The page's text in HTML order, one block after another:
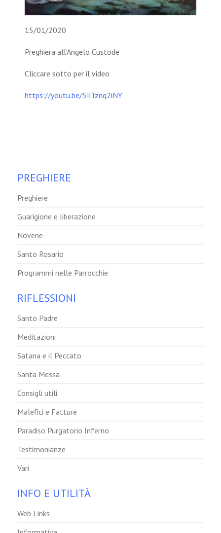
15/01/2020
Preghiera all'Angelo Custode
Cliccare sotto per il video
https://youtu.be/5IiTznq2iNY
PREGHIERE
Preghiere
Guarigione e liberazione
Novene
Santo Rosario
Programmi nelle Parrocchie
RIFLESSIONI
Santo Padre
Meditazioni
Satana e il Peccato
Santa Messa
Consigli utili
Malefici e Fatture
Paradiso Purgatorio Inferno
Testimonianze
Vari
INFO E UTILITÀ
Web Links